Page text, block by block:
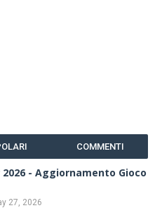
COMMENTI
- Aggiornamento Gioco
27, 2026